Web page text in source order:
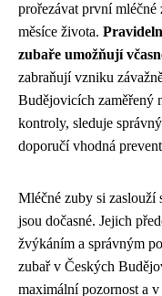
prořezávat první
měsíce života.
zubaře umožňují
zabraňují vzniku
Budějovicích zaměřený
kontroly, sleduje
doporučí vhodná
Mléčné zuby si zaslouží
jsou dočasné. Jejich
žvýkáním a správným
zubař v Českých
maximální pozornost a